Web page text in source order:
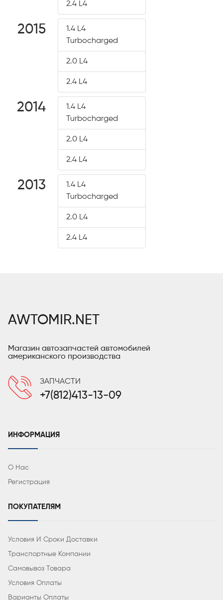
2.4 L4
2015
1.4 L4
Turbocharged
2.0 L4
2.4 L4
2014
1.4 L4
Turbocharged
2.0 L4
2.4 L4
2013
1.4 L4
Turbocharged
2.0 L4
2.4 L4
AWTOMIR.NET
Магазин автозапчастей автомобилей
американского производства
ЗАПЧАСТИ
+7(812)413-13-09
ИНФОРМАЦИЯ
О Нас
Регистрация
ПОКУПАТЕЛЯМ
Условия И Сроки Доставки
Транспортные Компании
Самовывоз Товара
Условия Оплаты
Варианты Оплаты